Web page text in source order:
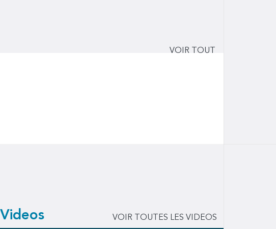
VOIR TOUT
Videos VOIR TOUTES LES VIDEOS